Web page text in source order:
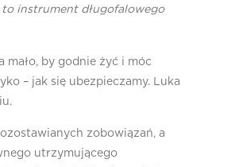
instrument długofalowego
mało, by godnie żyć i móc
– jak się ubezpieczamy. Luka
zobowiązań, a
utrzymującego